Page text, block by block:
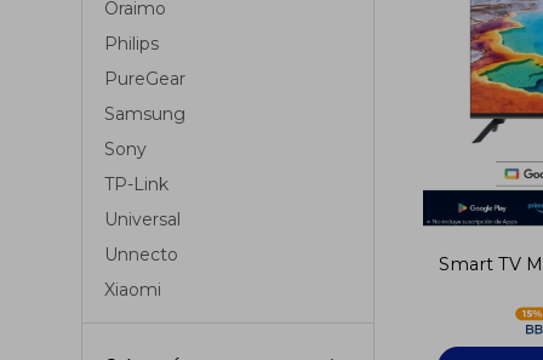
Smart TV
Oraimo
Philips
PureGear
Samsung
Sony
TP-Link
Universal
Unnecto
Xiaomi